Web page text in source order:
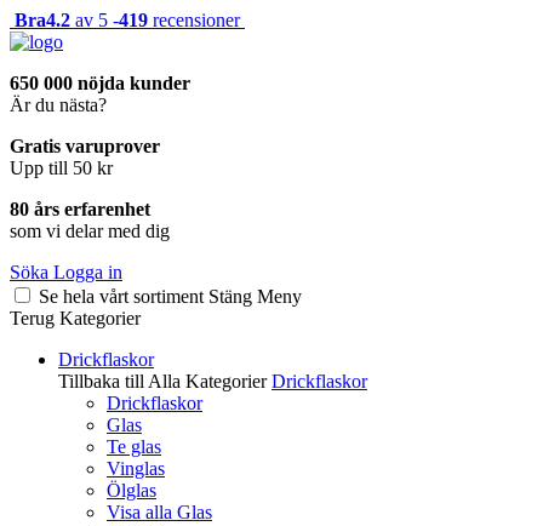
Bra4.2 av 5 -419 recensioner
650 000 nöjda kunder
Är du nästa?
Gratis varuprover
Upp till 50 kr
80 års erfarenhet
som vi delar med dig
Söka Logga in
Se hela vårt sortiment Stäng Meny
Terug Kategorier
Drickflaskor
Tillbaka till Alla Kategorier Drickflaskor
Drickflaskor
Glas
Te glas
Vinglas
Ölglas
Visa alla Glas